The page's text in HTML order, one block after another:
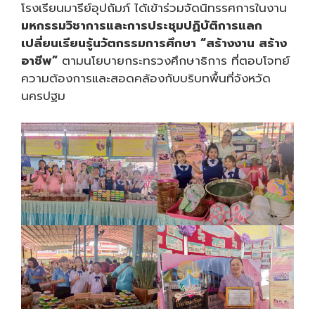
โรงเรียนมารีย์อุปถัมภ์ ได้เข้าร่วมจัดนิทรรศการในงาน
มหกรรมวิชาการและการประชุมปฏิบัติการแลก
เปลี่ยนเรียนรู้นวัตกรรมการศึกษา “สร้างงาน สร้าง
อาชีพ” ตามนโยบายกระทรวงศึกษาธิการ ที่ตอบโจทย์
ความต้องการและสอดคล้องกับบริบทพื้นที่จังหวัด
นครปฐม